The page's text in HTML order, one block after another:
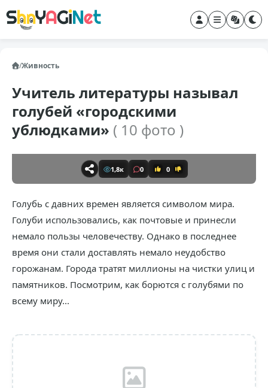
/Живность
Учитель литературы называл
голубей «городскими
ублюдками» ( 10 фото )
1,8к 0 0
Голубь с давних времен является символом мира.
Голуби использовались, как почтовые и принесли
немало пользы человечеству. Однако в последнее
время они стали доставлять немало неудобство
горожанам. Города тратят миллионы на чистки улиц и
памятников. Посмотрим, как борются с голубями по
всему миру...